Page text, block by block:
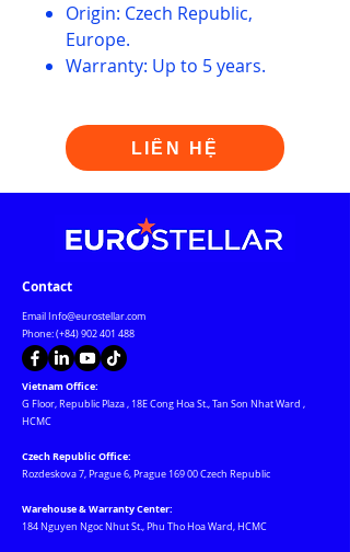
Origin: Czech Republic,
Europe.
Warranty: Up to 5 years.
LIÊN HỆ
Contact
EmailInfo@eurostellar.com
Phone: (+84)902 401 488
Vietnam Office:
G Floor, Republic Plaza, 18E Cong Hoa St., Tan Son Nhat Ward ,
HCMC
Czech Republic Office:
Rozdeskova 7, Prague 6, Prague 169 00 Czech Republic
Warehouse & Warranty Center:
184 Nguyen Ngoc Nhut St., Phu Tho Hoa Ward, HCMC